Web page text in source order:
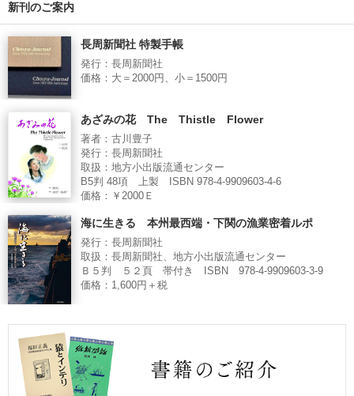
新刊のご案内
長周新聞社 特製手帳
発行：長周新聞社
価格：大＝2000円、小＝1500円
あざみの花 The Thistle Flower
著者：古川豊子
発行：長周新聞社
取扱：地方小出版流通センター
B5判 48項 上製 ISBN 978-4-9909603-4-6
価格：￥2000Ｅ
海に生きる 本州最西端・下関の漁業密着ルポ
発行：長周新聞社
取扱：長周新聞社、地方小出版流通センター
Ｂ５判 ５２頁 帯付き ISBN 978-4-9909603-3-9
価格：1,600円＋税